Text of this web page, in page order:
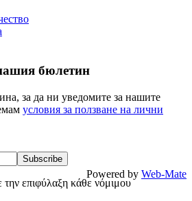
бюлетин
за да ни уведомите за нашите
условия за ползване на лични
επιφύλαξη κάθε νόμιμου
Powered by Web-Mate